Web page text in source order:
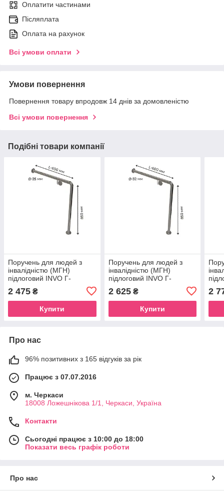
Оплатити частинами
Післяплата
Оплата на рахунок
Всі умови оплати
Умови повернення
Повернення товару впродовж 14 днів за домовленістю
Всі умови повернення
Подібні товари компанії
Поручень для людей з
інвалідністю (МГН)
підлоговий INVO Г-
подібний з кріпленням у
стіну правий і лівий
2 475 ₴
Купити
Поручень для людей з
інвалідністю (МГН)
підлоговий INVO Г-
подібний з кріпленням у
стіну правий і лівий
2 625₴
Купити
2
Про нас
96% позитивних з 165 відгуків за рік
Працює з 07.07.2016
м. Черкаси
18008 Ложешнікова 1/1, Черкаси, Україна
Контакти
Сьогодні працює з 10:00 до 18:00
Показати весь графік роботи
Про нас